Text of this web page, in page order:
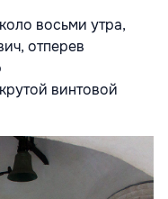
восьми утра,
отперев
винтовой